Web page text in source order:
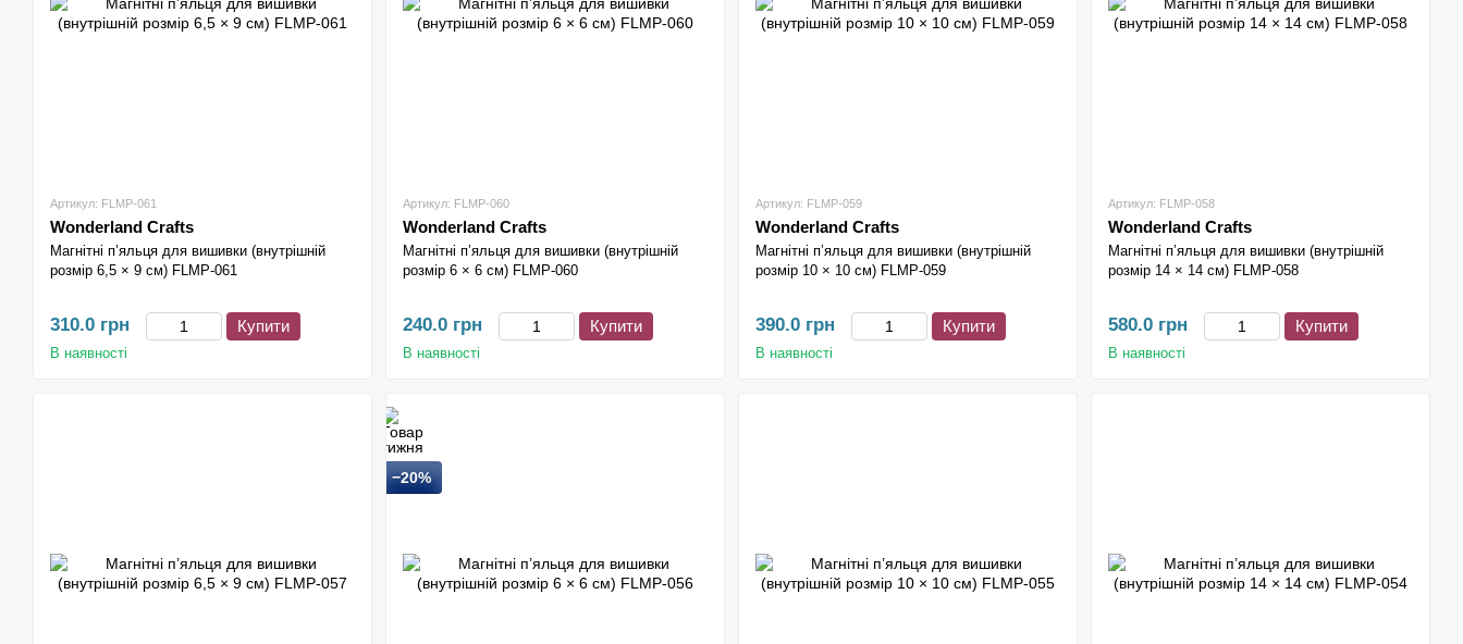
Артикул: FLMP-061
Wonderland Crafts
Магнітні п’яльця для вишивки (внутрішній
розмір 6,5 × 9 см) FLMP-061
310.0 грн Купити
В наявності
Артикул: FLMP-060
Wonderland Crafts
Магнітні п’яльця для вишивки (внутрішній
розмір 6 × 6 см) FLMP-060
240.0 грн Купити
В наявності
Артикул: FLMP-059
Wonderland Crafts
Магнітні п’яльця для вишивки (внутрішній
розмір 10 × 10 см) FLMP-059
390.0 грн Купити
В наявності
Артикул: FLMP-058
Wonderland Crafts
Магнітні п’яльця для вишивки (внутрішній
розмір 14 × 14 см) FLMP-058
580.0 грн Купити
В наявності
−20%